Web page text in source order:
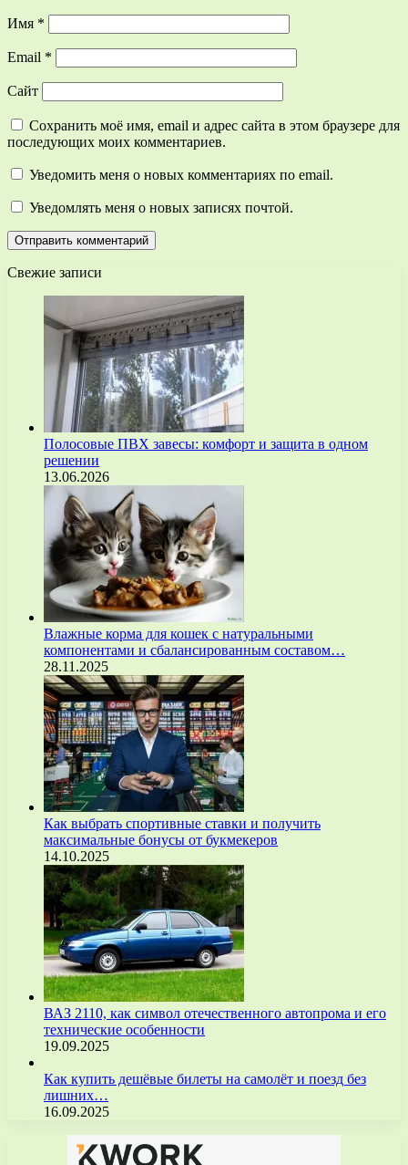
Имя *
Email *
Сайт
Сохранить моё имя, email и адрес сайта в этом браузере для
последующих моих комментариев.
Уведомить меня о новых комментариях по email.
Уведомлять меня о новых записях почтой.
Свежие записи
Полосовые ПВХ завесы: комфорт и защита в одном
решении
13.06.2026
Влажные корма для кошек с натуральными
компонентами и сбалансированным составом…
28.11.2025
Как выбрать спортивные ставки и получить
максимальные бонусы от букмекеров
14.10.2025
ВАЗ 2110, как символ отечественного автопрома и его
технические особенности
19.09.2025
Как купить дешёвые билеты на самолёт и поезд без
лишних…
16.09.2025